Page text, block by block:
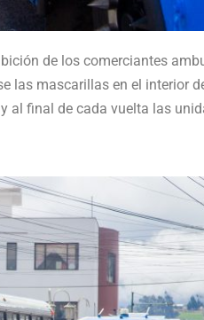
de los comerciantes
las mascarillas en el interior
al final de cada vuelta las